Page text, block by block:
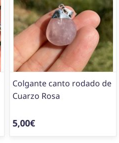
Colgante canto rodado de
Cuarzo Rosa
5,00€